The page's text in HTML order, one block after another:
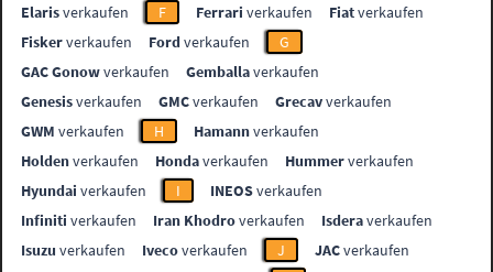
Elarisverkaufen F Ferrari verkaufen Fiatverkaufen
Fiskerverkaufen Fordverkaufen
G
GAC Gonowverkaufen Gemballaverkaufen
Genesisverkaufen GMCverkaufen Grecavverkaufen
GWM verkaufen H Hamannverkaufen
Holdenverkaufen Hondaverkaufen Hummerverkaufen
Hyundai verkaufen I INEOSverkaufen
Infiniti verkaufen Iran Khodroverkaufen Isderaverkaufen
Isuzu verkaufen Ivecoverkaufen J JACverkaufen